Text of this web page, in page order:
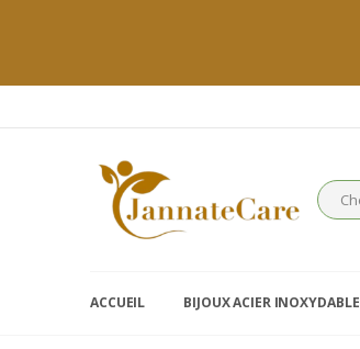
ACCUEIL BIJOUX ACIER INOXYDABLE